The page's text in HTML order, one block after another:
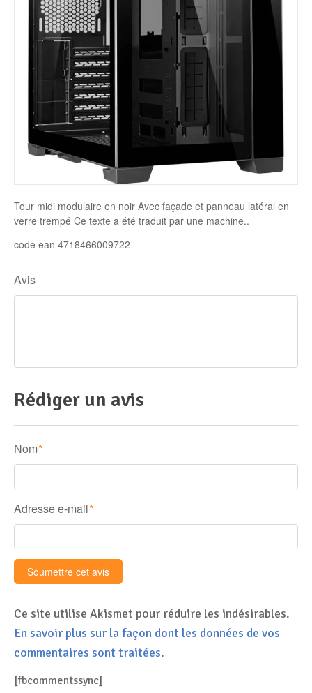
Tablettes
Mémoire Notebook
Processeur
Disque SSD
Tour midi modulaire en noir Avec façade et panneau latéral en
verre trempé Ce texte a été traduit par une machine..
code ean 4718466009722
Avis
Rédiger un avis
Nom *
Adresse e-mail *
Ce site utilise Akismet pour réduire les indésirables.
En savoir plus sur la façon dont les données de vos
commentaires sont traitées.
[fbcommentssync]